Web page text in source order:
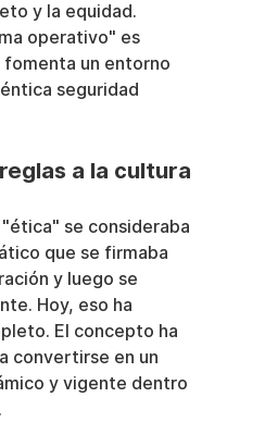
y la equidad.
operativo" es
fomenta un entorno
seguridad
a la cultura
"ética" se consideraba
que se firmaba
y luego se
Hoy, eso ha
El concepto ha
convertirse en un
y vigente dentro